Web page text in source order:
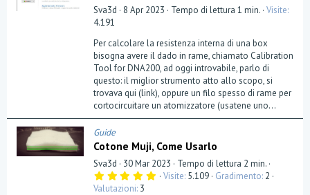
Sva3d 8 Apr 2023 Tempo di lettura 1 min. Visite
4.191
Per calcolare la resistenza interna di una box
bisogna avere il dado in rame, chiamato Calibration
Tool for DNA200, ad oggi introvabile, parlo di
questo: il miglior strumento atto allo scopo, si
trovava qui (link), oppure un filo spesso di rame per
cortocircuitare un atomizzatore (usatene uno...
Guide
Cotone Muji, Come Usarlo
Sva3d 30 Mar 2023
Tempo di lettura 2 min.
5 Visite 5.109 Gradimento 2
Valutazioni 3